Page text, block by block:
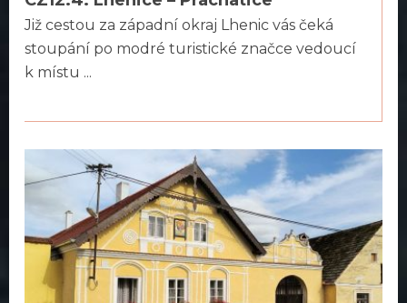
Již cestou za západní okraj Lhenic vás čeká
stoupání po modré turistické značce vedoucí
k místu ...